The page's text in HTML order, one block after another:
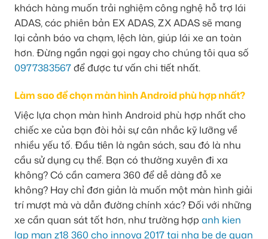
khách hàng muốn trải nghiệm công nghệ hỗ trợ lái
ADAS, các phiên bản EX ADAS, ZX ADAS sẽ mang
lại cảnh báo va chạm, lệch làn, giúp lái xe an toàn
hơn. Đừng ngần ngại gọi ngay cho chúng tôi qua số
0977383567để được tư vấn chi tiết nhất.
Làm sao để chọn màn hình Android phù hợp nhất?
Việc lựa chọn màn hình Android phù hợp nhất cho
chiếc xe của bạn đòi hỏi sự cân nhắc kỹ lưỡng về
nhiều yếu tố. Đầu tiên là ngân sách, sau đó là nhu
cầu sử dụng cụ thể. Bạn có thường xuyên đi xa
không? Có cần camera 360 để dễ dàng đỗ xe
không? Hay chỉ đơn giản là muốn một màn hình giải
trí mượt mà và dẫn đường chính xác? Đối với những
xe cần quan sát tốt hơn, như trường hợp anh kien
lap man z18 360 cho innova 2017 tai nha be de quan